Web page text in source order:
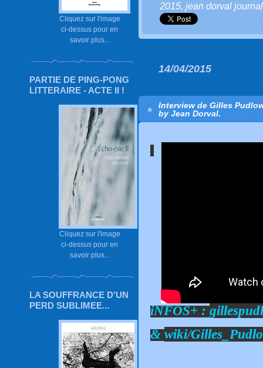
Cliquez sur l'image
ci-dessus pour en
savoir plus...
PARTIE DE PING-PONG
LITTERAIRE - ACTE II !
Cliquez sur l'image
ci-dessus pour en
savoir plus...
LA SOUFFRANCE D'UN
PERD SUBLIMEE...
2015, jean dorval
14/04/2015
Interview de Gilles
by Jean Dorval.
iNFOS+ :
&wiki/